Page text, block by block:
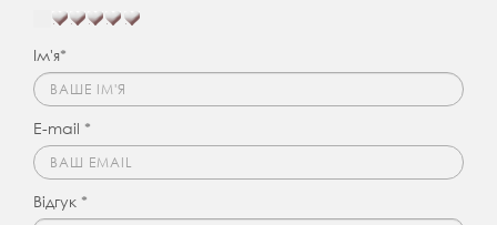
Ім'я*
E-mail *
Відгук *